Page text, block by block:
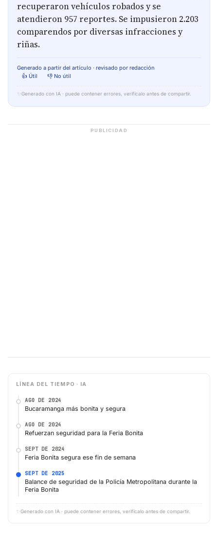
recuperaron vehículos robados y se
atendieron 957 reportes. Se impusieron 2.203
comparendos por diversas infracciones y
riñas.
Generado a partir del artículo · revisado por redacción
👍 Útil
👎 No útil
✨ Generado con IA · puede contener errores, verifícalo antes de compartir.
PUBLICIDAD
LÍNEA DEL TIEMPO · IA
AGO DE 2024
Bucaramanga más bonita y segura
AGO DE 2024
Refuerzan seguridad para la Feria Bonita
SEPT DE 2024
Feria Bonita segura ese fin de semana
SEPT DE 2025
Balance de seguridad de la Policía Metropolitana durante la
Feria Bonita
✨ Generado con IA · puede contener errores, verifícalo antes de compartir.